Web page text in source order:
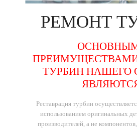
РЕМОНТ
ТУРБИН НАШЕГО
Реставрация турбин
использованием оригинальных
производителей, а не